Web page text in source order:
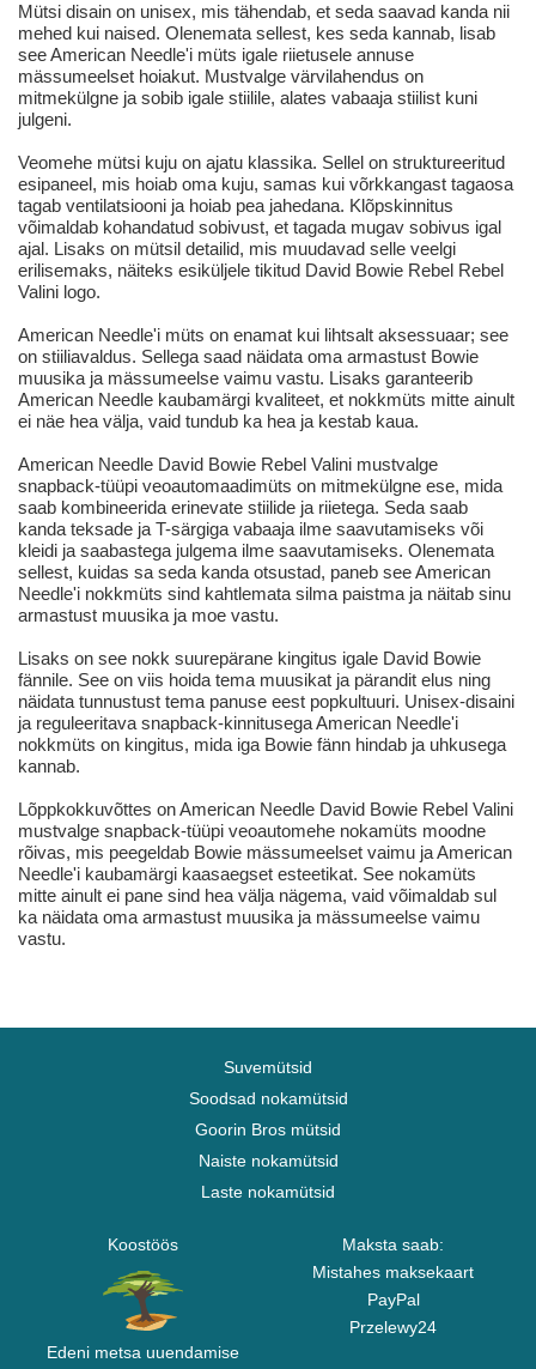
Mütsi disain on unisex, mis tähendab, et seda saavad kanda nii
mehed kui naised. Olenemata sellest, kes seda kannab, lisab
see American Needle'i müts igale riietusele annuse
mässumeelset hoiakut. Mustvalge värvilahendus on
mitmekülgne ja sobib igale stiilile, alates vabaaja stiilist kuni
julgeni.
Veomehe mütsi kuju on ajatu klassika. Sellel on struktureeritud
esipaneel, mis hoiab oma kuju, samas kui võrkkangast tagaosa
tagab ventilatsiooni ja hoiab pea jahedana. Klõpskinnitus
võimaldab kohandatud sobivust, et tagada mugav sobivus igal
ajal. Lisaks on mütsil detailid, mis muudavad selle veelgi
erilisemaks, näiteks esiküljele tikitud David Bowie Rebel Rebel
Valini logo.
American Needle'i müts on enamat kui lihtsalt aksessuaar; see
on stiiliavaldus. Sellega saad näidata oma armastust Bowie
muusika ja mässumeelse vaimu vastu. Lisaks garanteerib
American Needle kaubamärgi kvaliteet, et nokkmüts mitte ainult
ei näe hea välja, vaid tundub ka hea ja kestab kaua.
American Needle David Bowie Rebel Valini mustvalge
snapback-tüüpi veoautomaadimüts on mitmekülgne ese, mida
saab kombineerida erinevate stiilide ja riietega. Seda saab
kanda teksade ja T-särgiga vabaaja ilme saavutamiseks või
kleidi ja saabastega julgema ilme saavutamiseks. Olenemata
sellest, kuidas sa seda kanda otsustad, paneb see American
Needle'i nokkmüts sind kahtlemata silma paistma ja näitab sinu
armastust muusika ja moe vastu.
Lisaks on see nokk suurepärane kingitus igale David Bowie
fännile. See on viis hoida tema muusikat ja pärandit elus ning
näidata tunnustust tema panuse eest popkultuuri. Unisex-disaini
ja reguleeritava snapback-kinnitusega American Needle'i
nokkmüts on kingitus, mida iga Bowie fänn hindab ja uhkusega
kannab.
Lõppkokkuvõttes on American Needle David Bowie Rebel Valini
mustvalge snapback-tüüpi veoautomehe nokamüts moodne
rõivas, mis peegeldab Bowie mässumeelset vaimu ja American
Needle'i kaubamärgi kaasaegset esteetikat. See nokamüts
mitte ainult ei pane sind hea välja nägema, vaid võimaldab sul
ka näidata oma armastust muusika ja mässumeelse vaimu
vastu.
Suvemütsid
Soodsad nokamütsid
Goorin Bros mütsid
Naiste nokamütsid
Laste nokamütsid
Koostöös
Edeni metsa uuendamise
Maksta saab:
Mistahes maksekaart
PayPal
Przelewy24